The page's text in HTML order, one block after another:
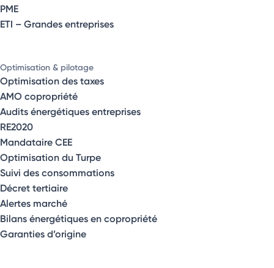
PME
ETI – Grandes entreprises
Optimisation & pilotage
Optimisation des taxes
AMO copropriété
Audits énergétiques entreprises
RE2020
Mandataire CEE
Optimisation du Turpe
Suivi des consommations
Décret tertiaire
Alertes marché
Bilans énergétiques en copropriété
Garanties d’origine